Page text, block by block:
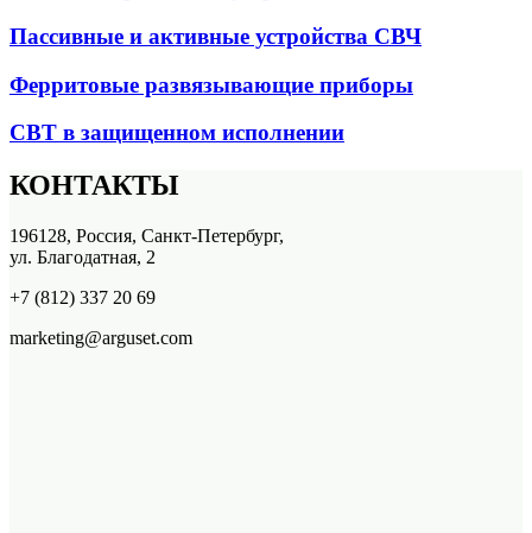
Пассивные и активные устройства СВЧ
Ферритовые развязывающие приборы
СВТ в защищенном исполнении
КОНТАКТЫ
196128, Россия, Санкт-Петербург,
ул. Благодатная, 2
+7 (812) 337 20 69
marketing@arguset.com